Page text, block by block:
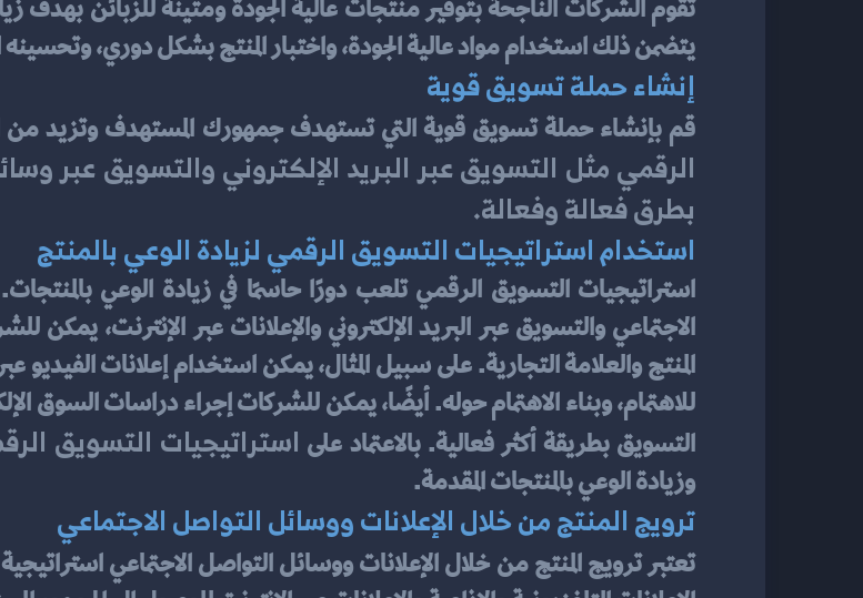
يتضمن ذلك استخدام مواد عالية الجودة، واختبار المنتج بشكل دوري،
إنشاء حملة تسويق قوية
قم بإنشاء حملة تسويق قوية التي تستهدف جمهورك المستهدف وتزيد من
بطرق فعالة وفعالة.
استخدام استراتيجيات التسويق الرقمي لزيادة الوعي بالمنتج
التسويق بطريقة أكثر فعالية. بالاعتماد على استراتيجيات التسويق
وزيادة الوعي بالمنتجات المقدمة.
ترويج المنتج من خلال الإعلانات ووسائل التواصل الاجتماعي
تعتبر ترويج المنتج من خلال الإعلانات ووسائل التواصل الاجتماعي